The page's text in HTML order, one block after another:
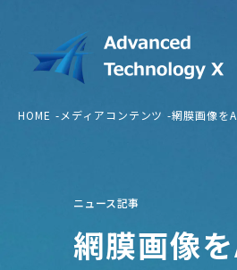
HOME メディアコンテンツ 網膜画像を
ニュース記事
網膜画像